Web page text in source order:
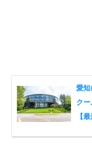
愛
ク
【